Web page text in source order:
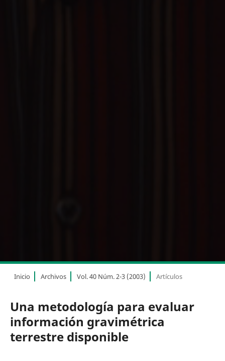
Inicio Archivos Vol. 40 Núm. 2-3 (2003) Artículos
Una metodología para evaluar
información gravimétrica
terrestre disponible